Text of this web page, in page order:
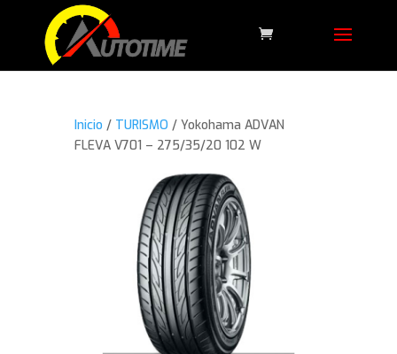
Inicio / TURISMO / Yokohama ADVAN
FLEVA V701 – 275/35/20 102 W